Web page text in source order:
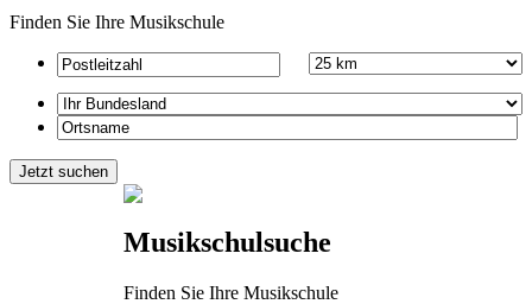
Finden Sie Ihre Musikschule
Musikschulsuche
Finden Sie Ihre Musikschule